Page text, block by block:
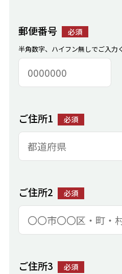
郵便番号 必須
半角数字、ハイフン無しでご入力
ご住所1 必須
ご住所2 必須
ご住所3 必須